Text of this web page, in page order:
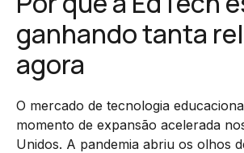
ganhando tanta
agora
O mercado de tecnologia
momento de expansão acelerada
Unidos. A pandemia abriu os olhos